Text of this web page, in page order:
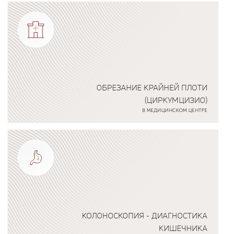
Подробнее о программе
ОБРЕЗАНИЕ КРАЙНЕЙ ПЛОТИ
(ЦИРКУМЦИЗИО)
В МЕДИЦИНСКОМ ЦЕНТРЕ
Подробнее о программе
КОЛОНОСКОПИЯ - ДИАГНОСТИКА
КИШЕЧНИКА